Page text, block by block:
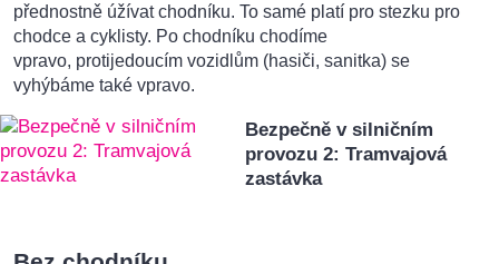
přednostně úžívat chodníku. To samé platí pro stezku pro
chodce a cyklisty. Po chodníku chodíme
vpravo, protijedoucím vozidlům (hasiči, sanitka) se
vyhýbáme také vpravo.
Bezpečně v silničním
provozu 2: Tramvajová
zastávka